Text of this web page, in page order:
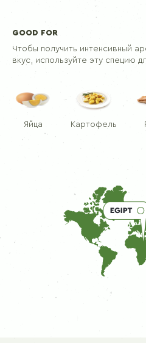
GOOD FOR
Чтобы получить интенсивный
вкус, используйте эту специю
Яйца Картофель